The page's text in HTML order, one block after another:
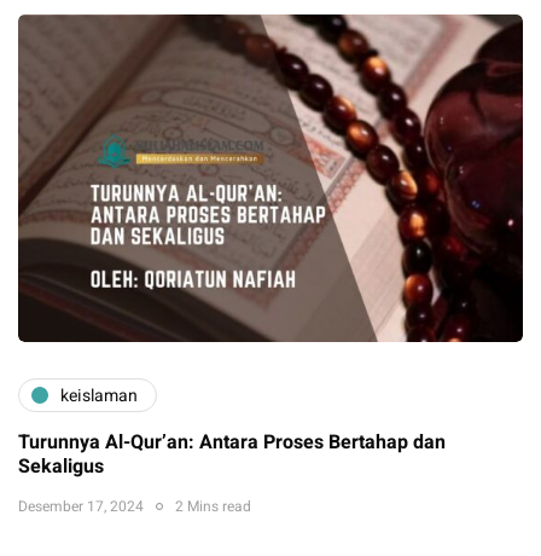
keislaman
Turunnya Al-Qur’an: Antara Proses Bertahap dan
Sekaligus
Desember 17, 2024 2 Mins read